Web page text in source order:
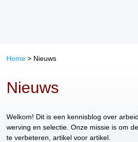
Home > Nieuws
Nieuws
Welkom! Dit is een kennisblog over
werving en selectie. Onze missie is om
te verbeteren, artikel voor artikel.